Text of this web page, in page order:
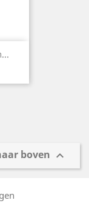
boven 